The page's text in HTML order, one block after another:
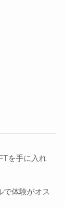
を手に入れ
で体験がオス